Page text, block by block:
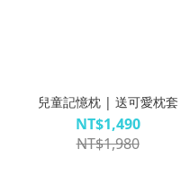
兒童記憶枕 | 送可愛枕套
NT$1,490
NT$1,980